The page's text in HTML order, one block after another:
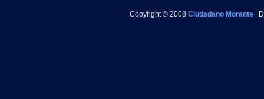
Copyright © 2008 Ciudadano Morante |